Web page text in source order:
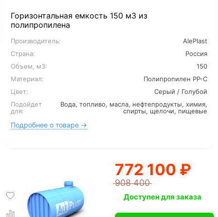
Горизонтальная емкость 150 м3 из
полипропилена
Производитель:
AlePlast
Страна:
Россия
Объем, м3:
150
Материал:
Полипропилен PP-C
Цвет:
Серый / Голубой
Подойдет
для:
Вода, топливо, масла, нефтепродукты, химия,
спирты, щелочи, пищевые
Подробнее о товаре →
772 100 ₽
908 400
Доступен для заказа